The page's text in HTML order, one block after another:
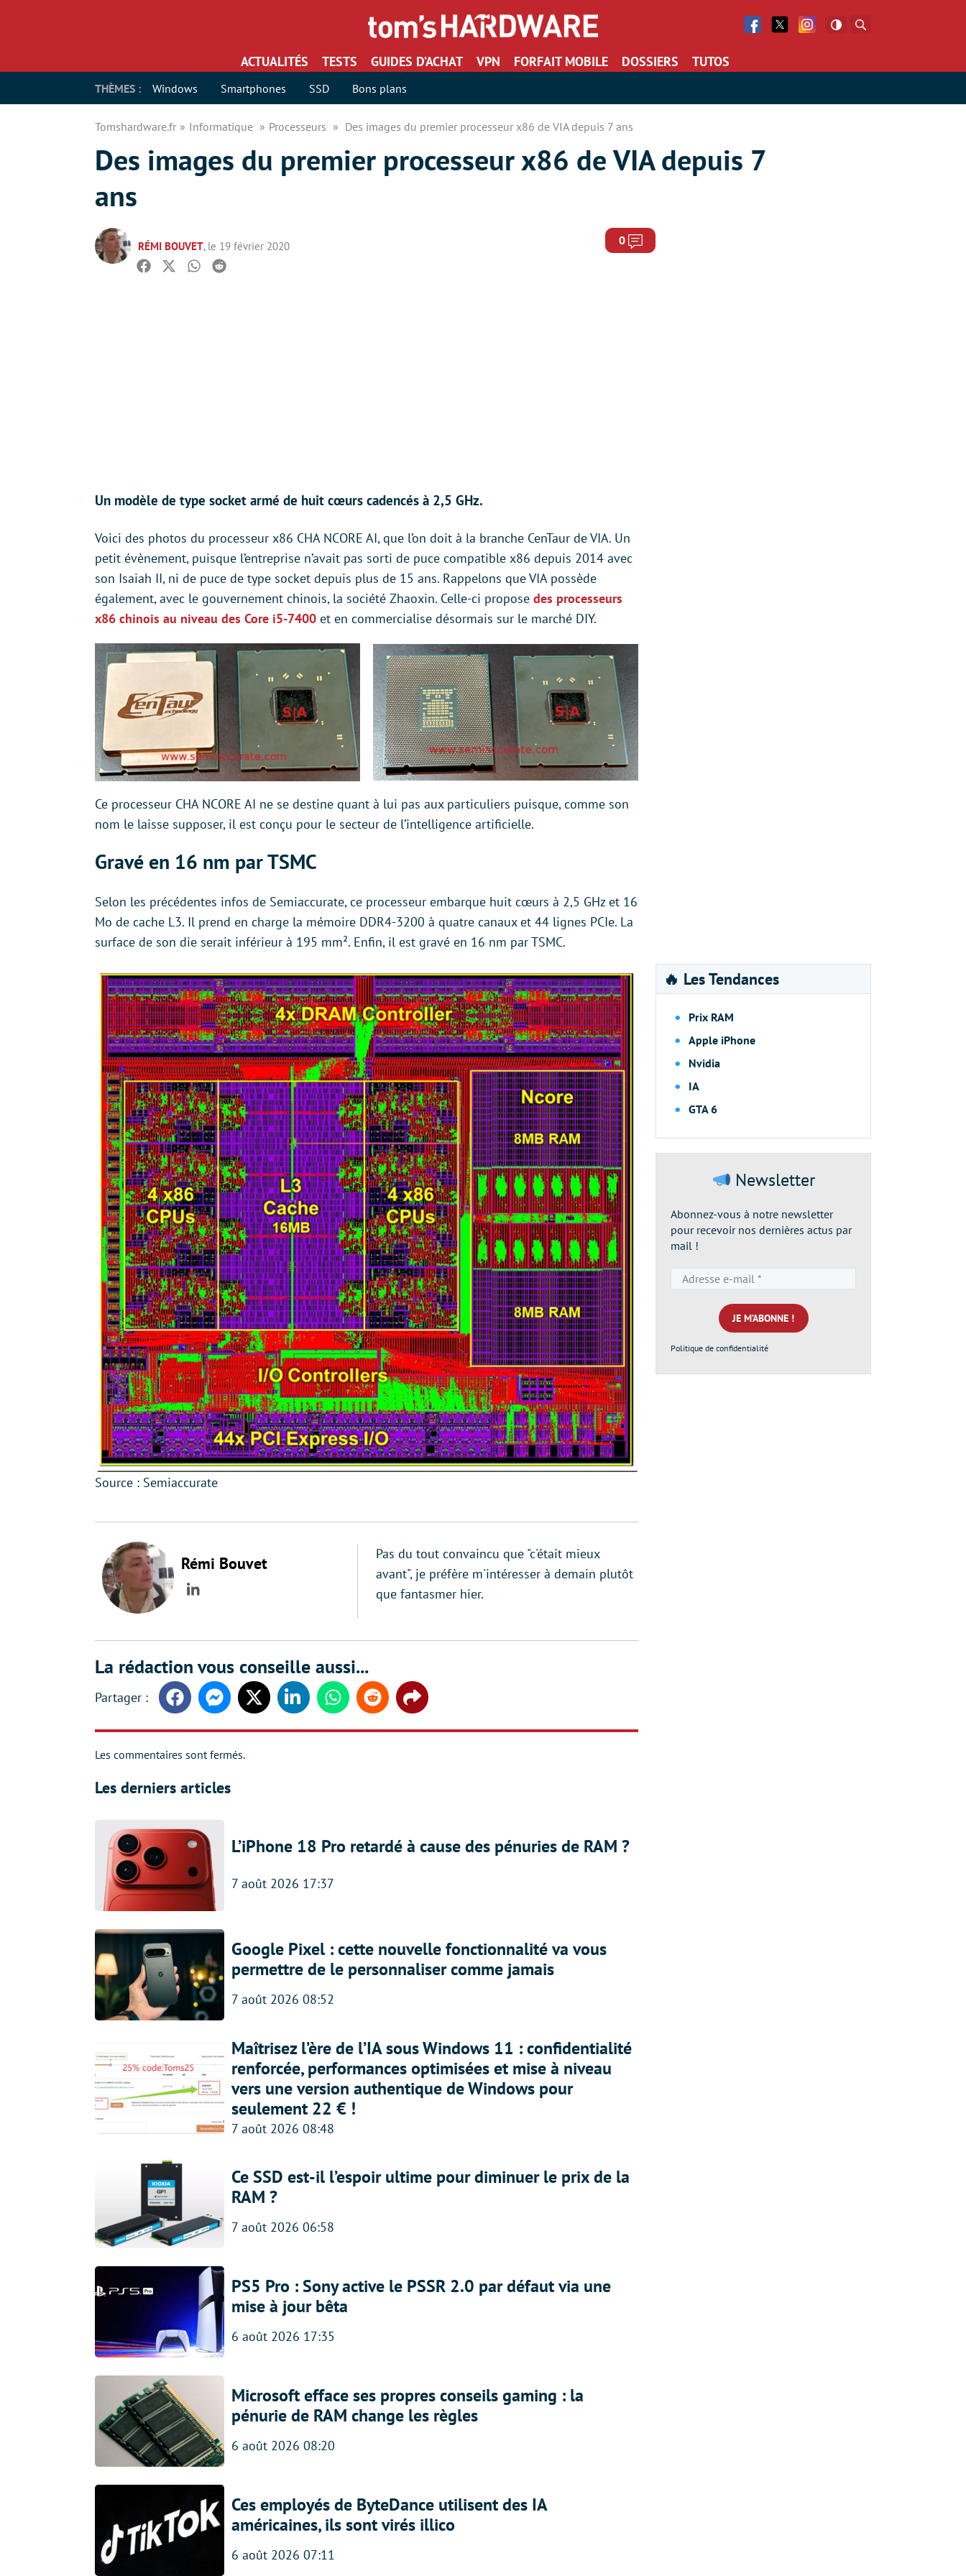
Facebook
Twitter Facebook
ACTUALITÉS TESTS GUIDES D’ACHAT VPN FORFAIT MOBILE DOSSIERS TUTOS
THÈMES : Windows Smartphones SSD Bons plans
Tomshardware.fr Informatique Processeurs Des images du premier processeur x86 de VIA depuis 7 ans
Des images du premier processeur x86 de VIA depuis 7
ans
RÉMI BOUVET, le 19 février 2020 0 Commentaires
Facebook
TwitterWhatsapp
Reddit
Un modèle de type socket armé de huit cœurs cadencés à 2,5 GHz.
Voici des photos du processeur x86 CHA NCORE AI, que l’on doit à la branche CenTaur de VIA. Un
petit évènement, puisque l’entreprise n’avait pas sorti de puce compatible x86 depuis 2014 avec
son Isaiah II, ni de puce de type socket depuis plus de 15 ans. Rappelons que VIA possède
également, avec le gouvernement chinois, la société Zhaoxin. Celle-ci propose des processeurs
x86 chinois au niveau des Core i5-7400 et en commercialise désormais sur le marché DIY.
Ce processeur CHA NCORE AI ne se destine quant à lui pas aux particuliers puisque, comme son
nom le laisse supposer, il est conçu pour le secteur de l’intelligence artificielle.
Gravé en 16 nm par TSMC
Selon les précédentes infos de Semiaccurate, ce processeur embarque huit cœurs à 2,5 GHz et 16
Mo de cache L3. Il prend en charge la mémoire DDR4-3200 à quatre canaux et 44 lignes PCIe. La
surface de son die serait inférieur à 195 mm². Enfin, il est gravé en 16 nm par TSMC.
Source : Semiaccurate
Rémi Bouvet
LinkedIn
Pas du tout convaincu que "c'était mieux
avant", je préfère m'intéresser à demain plutôt
que fantasmer hier.
La rédaction vous conseille aussi...
FacebookMessengerTwitter LinkedinWhatsappReddit Share
Les commentaires sont fermés.
Les derniers articles
L’iPhone 18 Pro retardé à cause des pénuries de RAM ?
7 août 2026 17:37
Google Pixel : cette nouvelle fonctionnalité va vous
permettre de le personnaliser comme jamais
7 août 2026 08:52
Maîtrisez l’ère de l’IA sous Windows 11 : confidentialité
renforcée, performances optimisées et mise à niveau
vers une version authentique de Windows pour
seulement 22 € !
7 août 2026 08:48
Ce SSD est-il l’espoir ultime pour diminuer le prix de la
RAM ?
7 août 2026 06:58
PS5 Pro : Sony active le PSSR 2.0 par défaut via une
mise à jour bêta
6 août 2026 17:35
Microsoft efface ses propres conseils gaming : la
pénurie de RAM change les règles
6 août 2026 08:20
Ces employés de ByteDance utilisent des IA
américaines, ils sont virés illico
6 août 2026 07:11
🔥 Les Tendances
Prix RAM
Apple iPhone
Nvidia
IA
GTA 6
Newsletter
Abonnez-vous à notre newsletter
pour recevoir nos dernières actus par
mail !
e-
mail
*
Politique de confidentialité